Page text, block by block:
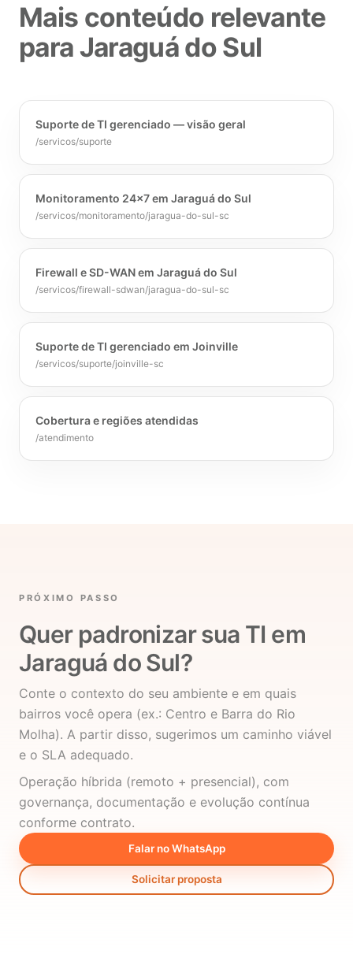
Mais conteúdo relevante
para Jaraguá do Sul
Suporte de TI gerenciado — visão geral
/servicos/suporte
Monitoramento 24×7 em Jaraguá do Sul
/servicos/monitoramento/jaragua-do-sul-sc
Firewall e SD-WAN em Jaraguá do Sul
/servicos/firewall-sdwan/jaragua-do-sul-sc
Suporte de TI gerenciado em Joinville
/servicos/suporte/joinville-sc
Cobertura e regiões atendidas
/atendimento
PRÓXIMO PASSO
Quer padronizar sua TI em
Jaraguá do Sul?
Conte o contexto do seu ambiente e em quais
bairros você opera (ex.: Centro e Barra do Rio
Molha). A partir disso, sugerimos um caminho viável
e o SLA adequado.
Operação híbrida (remoto + presencial), com
governança, documentação e evolução contínua
conforme contrato.
Falar no WhatsApp
Solicitar proposta